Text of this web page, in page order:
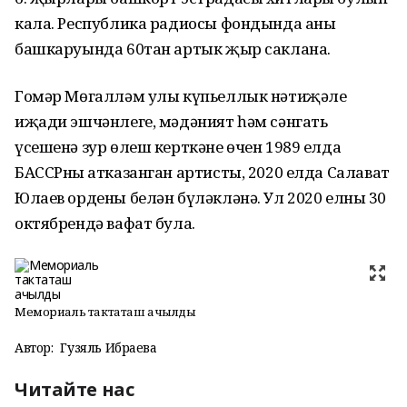
кала. Республика радиосы фондында аның
башкаруында 60тан артык җыр саклана.
Гомәр Мөгалләм улы күпьеллык нәтиҗәле
иҗади эшчәнлеге, мәдәният һәм сәнгать
үсешенә зур өлеш керткәне өчен 1989 елда
БАССРның атказанган артисты, 2020 елда Салават
Юлаев ордены белән бүләкләнә. Ул 2020 елның 30
октябрендә вафат була.
Мемориаль тактаташ ачылды
Автор: Гузяль Ибраева
Читайте нас